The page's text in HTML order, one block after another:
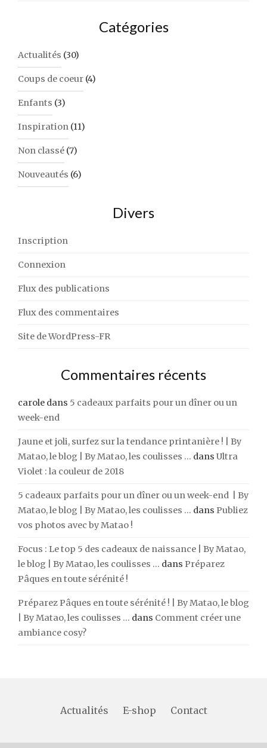
Catégories
Actualités (30)
Coups de coeur (4)
Enfants (3)
Inspiration (11)
Non classé (7)
Nouveautés (6)
Divers
Inscription
Connexion
Flux des publications
Flux des commentaires
Site de WordPress-FR
Commentaires récents
carole dans 5 cadeaux parfaits pour un dîner ou un
week-end
Jaune et joli, surfez sur la tendance printanière ! | By
Matao, le blog | By Matao, les coulisses ... dans Ultra
Violet : la couleur de 2018
5 cadeaux parfaits pour un dîner ou un week-end | By
Matao, le blog | By Matao, les coulisses ... dans Publiez
vos photos avec by Matao !
Focus : Le top 5 des cadeaux de naissance | By Matao,
le blog | By Matao, les coulisses ... dans Préparez
Pâques en toute sérénité !
Préparez Pâques en toute sérénité ! | By Matao, le blog
| By Matao, les coulisses ... dans Comment créer une
ambiance cosy?
Actualités E-shop Contact